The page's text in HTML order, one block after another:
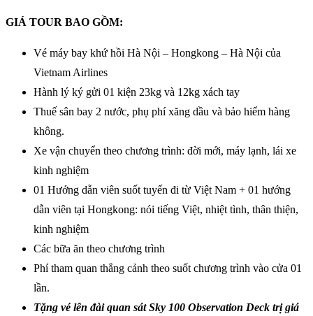
GIÁ TOUR BAO GỒM:
Vé máy bay khứ hồi Hà Nội – Hongkong – Hà Nội của
Vietnam Airlines
Hành lý ký gửi 01 kiện 23kg và 12kg xách tay
Thuế sân bay 2 nước, phụ phí xăng dầu và bảo hiểm hàng
không.
Xe vận chuyển theo chương trình: đời mới, máy lạnh, lái xe
kinh nghiệm
01 Hướng dẫn viên suốt tuyến đi từ Việt Nam + 01 hướng
dẫn viên tại Hongkong: nói tiếng Việt, nhiệt tình, thân thiện,
kinh nghiệm
Các bữa ăn theo chương trình
Phí tham quan thắng cảnh theo suốt chương trình vào cửa 01
lần.
Tặng vé lên đài quan sát Sky 100 Observation Deck trị giá